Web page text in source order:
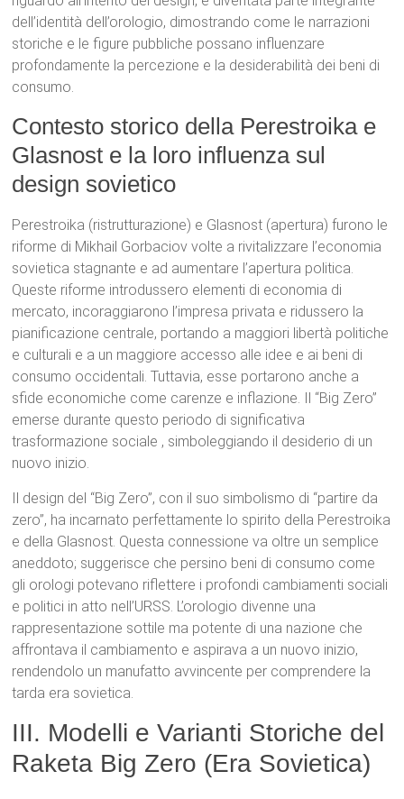
dell’identità dell’orologio, dimostrando come le narrazioni
storiche e le figure pubbliche possano influenzare
profondamente la percezione e la desiderabilità dei beni di
consumo.
Contesto storico della Perestroika e
Glasnost e la loro influenza sul
design sovietico
Perestroika (ristrutturazione) e Glasnost (apertura) furono le
riforme di Mikhail Gorbaciov volte a rivitalizzare l’economia
sovietica stagnante e ad aumentare l’apertura politica.
Queste riforme introdussero elementi di economia di
mercato, incoraggiarono l’impresa privata e ridussero la
pianificazione centrale, portando a maggiori libertà politiche
e culturali e a un maggiore accesso alle idee e ai beni di
consumo occidentali. Tuttavia, esse portarono anche a
sfide economiche come carenze e inflazione. Il “Big Zero”
emerse durante questo periodo di significativa
trasformazione sociale , simboleggiando il desiderio di un
nuovo inizio.
Il design del “Big Zero”, con il suo simbolismo di “partire da
zero”, ha incarnato perfettamente lo spirito della Perestroika
e della Glasnost. Questa connessione va oltre un semplice
aneddoto; suggerisce che persino beni di consumo come
gli orologi potevano riflettere i profondi cambiamenti sociali
e politici in atto nell’URSS. L’orologio divenne una
rappresentazione sottile ma potente di una nazione che
affrontava il cambiamento e aspirava a un nuovo inizio,
rendendolo un manufatto avvincente per comprendere la
tarda era sovietica.
III. Modelli e Varianti Storiche del
Raketa Big Zero (Era Sovietica)